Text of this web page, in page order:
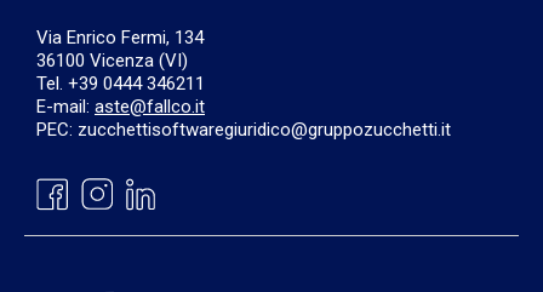
Via Enrico Fermi, 134
36100 Vicenza (VI)
Tel. +39 0444 346211
E-mail: aste@fallco.it
PEC: zucchettisoftwaregiuridico@gruppozucchetti.it